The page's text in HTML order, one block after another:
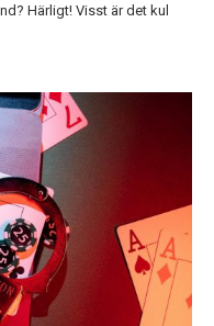
Härligt! Visst är det kul